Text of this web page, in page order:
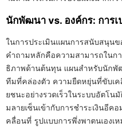
นักพัฒนา vs. องค์กร: การ
ในการประเมินแผนการสนับสนุน
คำถามหลักคือความสามารถในก
ธิภาพด้านต้นทุน แผนสำหรับนัก
ทีมที่คล่องตัว ความยืดหยุ่นที่ขับเค
ยชนะอย่างรวดเร็วในระบบอัตโน
มลายเซ็นเข้ากับการชำระเงินอีค
คลื่อนที่ รูปแบบการพึ่งพาตนเองเ